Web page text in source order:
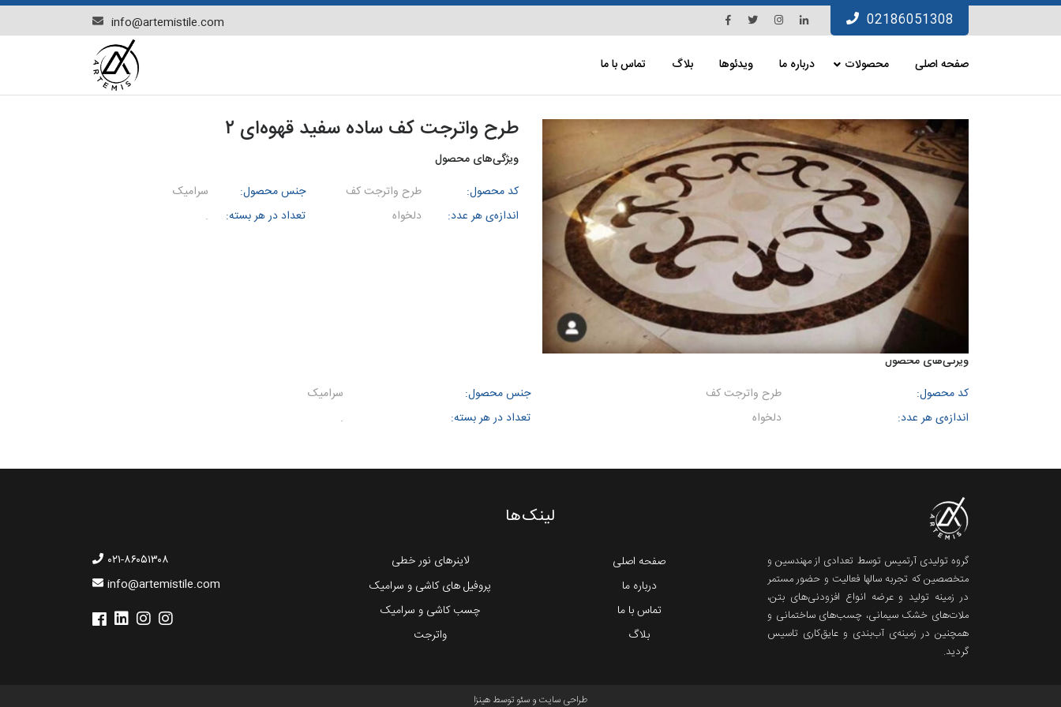
Skip
info@artemistile.com Facebook
TwitterInstagram
Linkedin02186051308
صفحه اصلی محصولات درباره ما ویدئوها بلاگ تماس با ما
طرح واترجت كف ساده سفید قهوه‌ای ۲
ویژگی‌های محصول
کد محصول:
طرح واترجت کف جنس محصول:
سرامیک
اندازه‌ی هر عدد:
دلخواه تعداد در هر بسته: .
ویژگی‌های محصول
کد محصول:
طرح واترجت کف جنس محصول:
سرامیک
اندازه‌ی هر عدد:
دلخواه تعداد در هر بسته: .
گروه تولیدی آرتمیس توسط تعدادی از مهندسین و
متخصصین که تجربه سالها فعالیت و حضور مستمر
در زمینه تولید و عرضه انواع افزودنی‌های بتن،
ملات‌های خشک سیمانی، چسب‌های ساختمانی و
همچنین در زمینه‌ی آب‌بندی و عایق‌کاری تاسیس
گردید.
لینک‌ها
صفحه اصلی
لاینرهای نور خطی
درباره ما
پروفیل های کاشی و سرامیک
تماس با ما
چسب کاشی و سرامیک
بلاگ
واترجت
۰۲۱-۸۶۰۵۱۳۰۸
info@artemistile.com
طراحی سایت و سئو توسط هینزا